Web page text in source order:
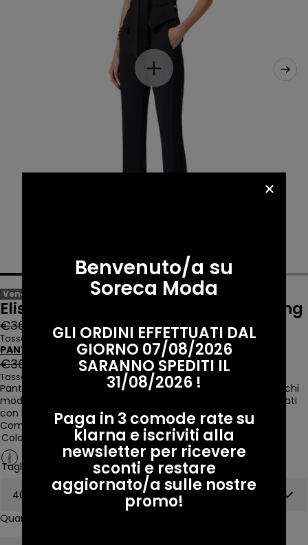
Benvenuto/a su
Soreca Moda
GLI ORDINI EFFETTUATI DAL
GIORNO 07/08/2026
SARANNO SPEDITI IL
31/08/2026 !
Paga in 3 comode rate su
klarna e iscriviti alla
newsletter per ricevere
sconti e restare
aggiornato/a sulle nostre
promo!
Venduto
Elisabetta Franchi Pantalone Smoking
Prezzo
regolare
€360,00 EUR
Prezzo
di
vendita
€180,00 EUR
Tasse incluse
PANTALONE
Prezzo
regolare
€360,00 EUR
Prezzo
vendita
€180,00 EUR
Tasse incluse
Pantalone della collezione spring summer di Elisabetta Franchi
modello smoking realizzato in crepe leggero e decorato ai lati
con bande in raso, ha una vestibilitò slim.
Composizione: 95%Poliestere 05%Elastane.
Colore:
NERO (110)
Taglia:
Quantità